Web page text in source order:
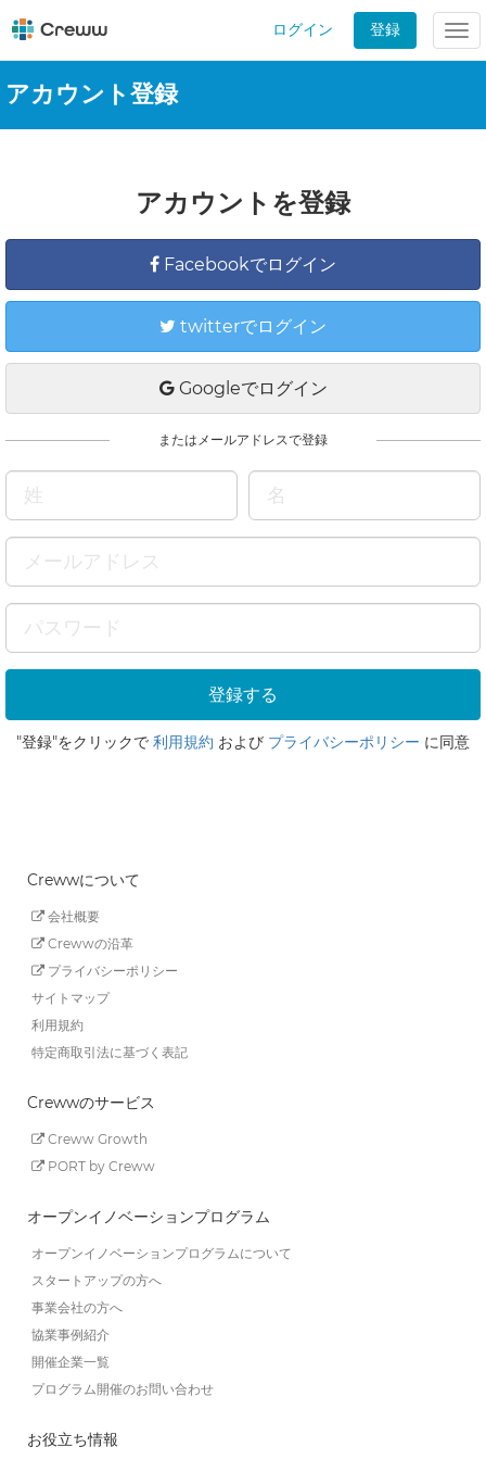
ログイン 登録
アカウント登録
アカウントを登録
Facebookでログイン
twitterでログイン
Googleでログイン
またはメールアドレスで登録
"登録"をクリックで 利用規約 および プライバシーポリシー に同意
Crewwについて
会社概要
Crewwの沿革
プライバシーポリシー
サイトマップ
利用規約
特定商取引法に基づく表記
Crewwのサービス
Creww Growth
PORT by Creww
オープンイノベーションプログラム
オープンイノベーションプログラムについて
スタートアップの方へ
事業会社の方へ
協業事例紹介
開催企業一覧
プログラム開催のお問い合わせ
お役立ち情報